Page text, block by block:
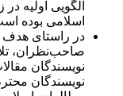
الگویی اولیه
اسلامی بوده
در راستای هدف
صاحب‌نظران،
نویسندگان
نویسندگان